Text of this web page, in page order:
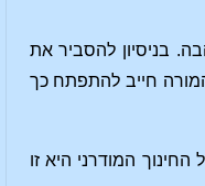
בניסיון להסביר את
חייב להתפתח כך
המודרני היא זו